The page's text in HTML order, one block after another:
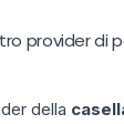
provider di
della